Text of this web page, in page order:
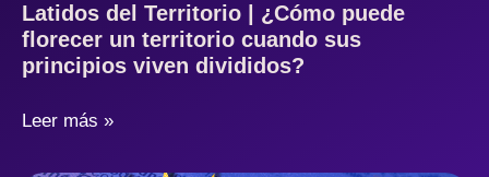
Latidos del Territorio | ¿Cómo puede
florecer un territorio cuando sus
principios viven divididos?
Leer más »